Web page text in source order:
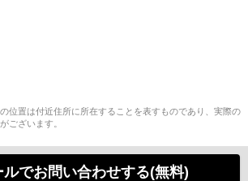
位置は付近住所に所在することを表すものであり、実際の
ございます。
ルでお問い合わせする(無料)